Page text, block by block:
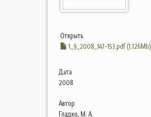
Открыть
1_9_2008_147-153.pdf (1.126Mb)
Дата
2008
Автор
Гладко, М. А.